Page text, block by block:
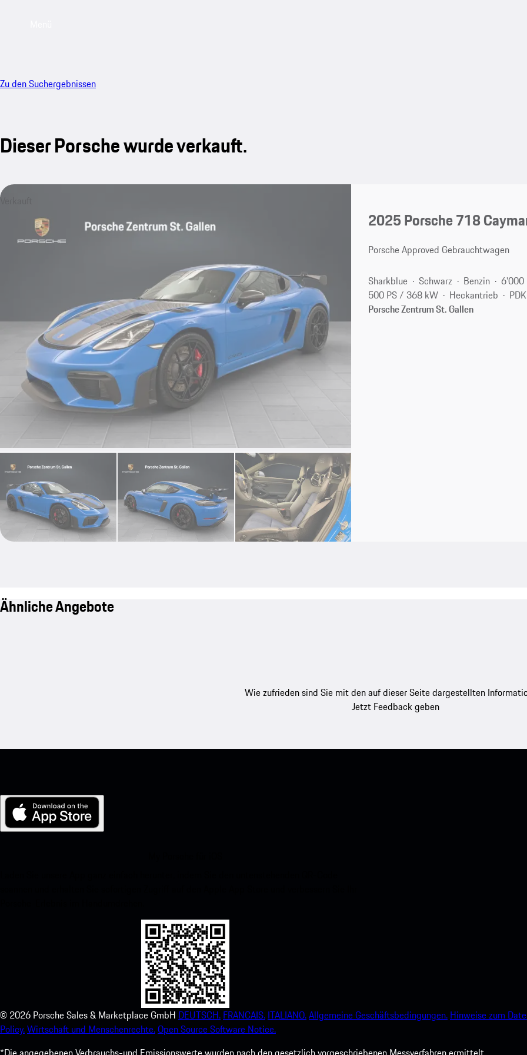
Zu den Suchergebnissen
Dieser Porsche wurde verkauft.
Verkauft
2025 Porsche 718
Porsche Approved Gebrauchtwagen
Sharkblue Schwarz Benzin 6'000
500 PS / 368 kW
Heckantrieb
Porsche Zentrum St. Gallen
Ähnliche Angebote
Wie zufrieden sind Sie mit den auf dieser Seite dargestellten
Jetzt Feedback geben
© 2026 Porsche Sales & Marketplace GmbH DEUTSCH. FRANCAIS. ITALIANO.Allgemeine Geschäftsbedingungen. Hinweise zum
Policy.Wirtschaft und Menschenrechte.Open Source Software Notice.